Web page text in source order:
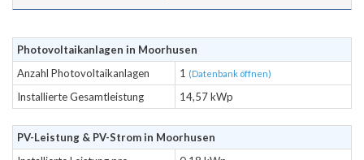
Photovoltaikanlagen in Moorhusen
Anzahl Photovoltaikanlagen
1 (Datenbank öffnen)
Installierte Gesamtleistung 14,57 kWp
PV-Leistung & PV-Strom in Moorhusen